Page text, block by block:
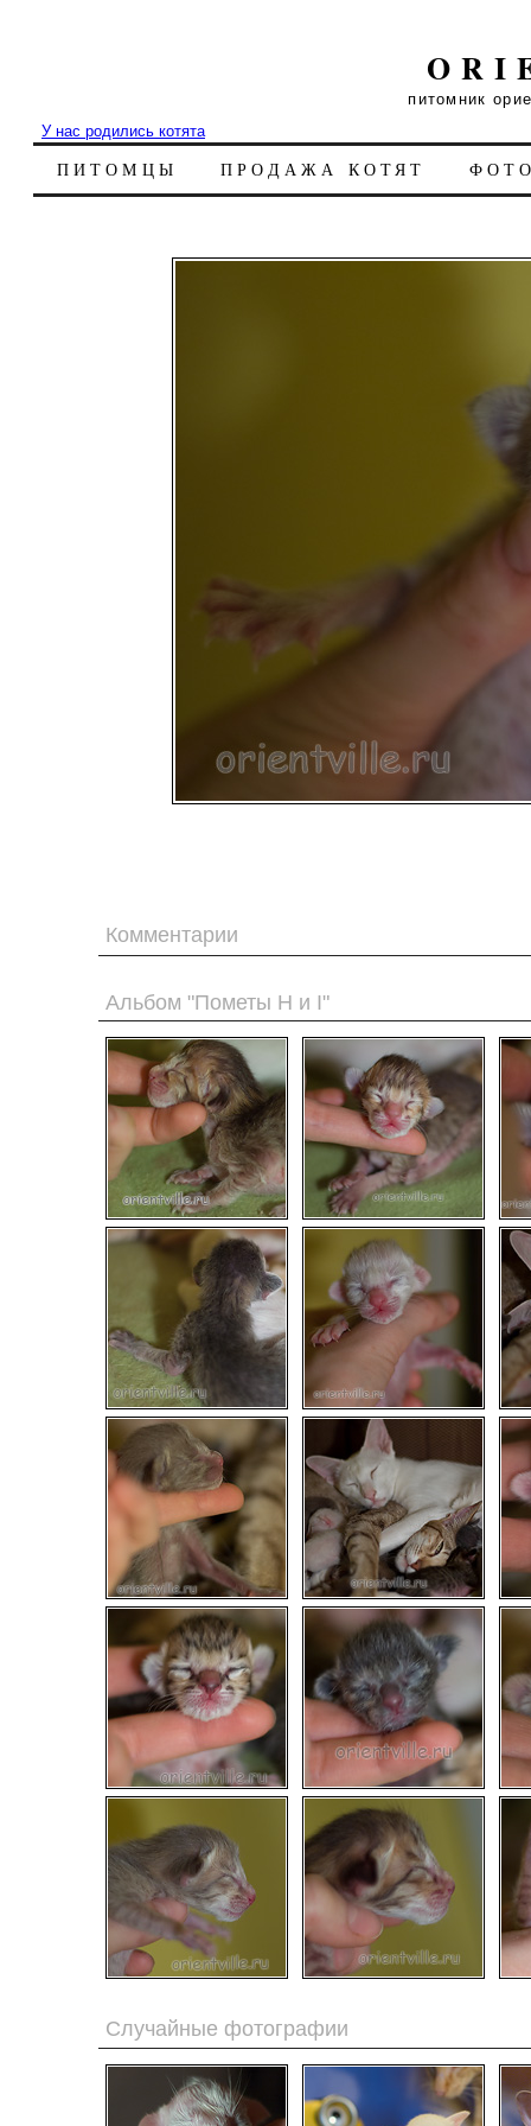
питомник
У нас родились котята
ПИТОМЦЫ ПРОДАЖА КОТЯТ
Комментарии
Альбом "Пометы H и I"
Случайные фотографии